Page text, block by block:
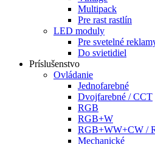
Multipack
Pre rast rastlín
LED moduly
Pre svetelné
Do svietidiel
Príslušenstvo
Ovládanie
Jednofarebné
Dvojfarebné / CCT
RGB
RGB+W
RGB+WW+CW /
Mechanické